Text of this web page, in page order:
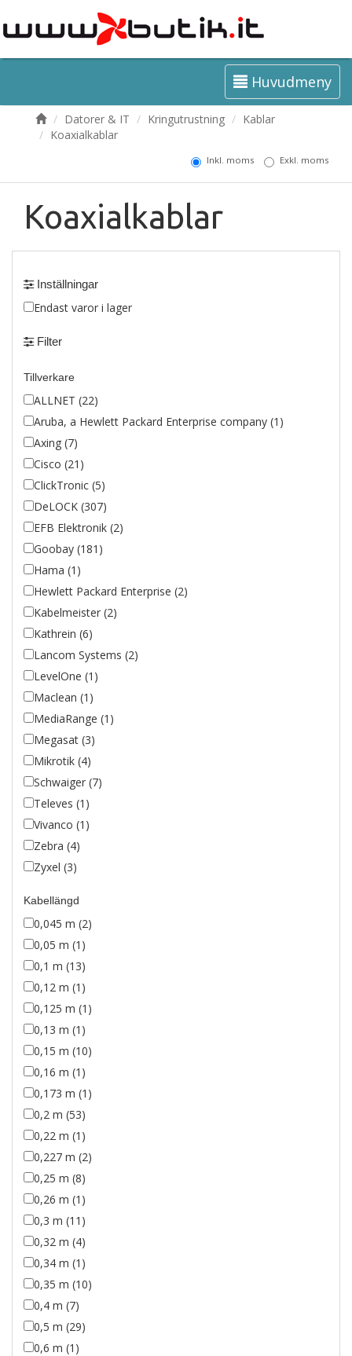
Huvudmeny
Datorer & IT Kringutrustning
Kablar
Koaxialkablar
Inkl. moms Exkl. moms
Koaxialkablar
Inställningar
Endast varor i lager
Filter
Tillverkare
ALLNET (22)
Aruba, a Hewlett Packard Enterprise company (1)
Axing (7)
Cisco (21)
ClickTronic (5)
DeLOCK (307)
EFB Elektronik (2)
Goobay (181)
Hama (1)
Hewlett Packard Enterprise (2)
Kabelmeister (2)
Kathrein (6)
Lancom Systems (2)
LevelOne (1)
Maclean (1)
MediaRange (1)
Megasat (3)
Mikrotik (4)
Schwaiger (7)
Televes (1)
Vivanco (1)
Zebra (4)
Zyxel (3)
Kabellängd
0,045 m (2)
0,05 m (1)
0,1 m (13)
0,12 m (1)
0,125 m (1)
0,13 m (1)
0,15 m (10)
0,16 m (1)
0,173 m (1)
0,2 m (53)
0,22 m (1)
0,227 m (2)
0,25 m (8)
0,26 m (1)
0,3 m (11)
0,32 m (4)
0,34 m (1)
0,35 m (10)
0,4 m (7)
0,5 m (29)
0,6 m (1)